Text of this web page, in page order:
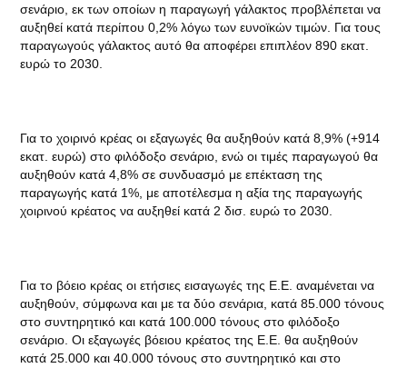
σενάριο, εκ των οποίων η παραγωγή γάλακτος προβλέπεται να
αυξηθεί κατά περίπου 0,2% λόγω των ευνοϊκών τιμών. Για τους
παραγωγούς γάλακτος αυτό θα αποφέρει επιπλέον 890 εκατ.
ευρώ το 2030.
Για το χοιρινό κρέας οι εξαγωγές θα αυξηθούν κατά 8,9% (+914
εκατ. ευρώ) στο φιλόδοξο σενάριο, ενώ οι τιμές παραγωγού θα
αυξηθούν κατά 4,8% σε συνδυασμό με επέκταση της
παραγωγής κατά 1%, με αποτέλεσμα η αξία της παραγωγής
χοιρινού κρέατος να αυξηθεί κατά 2 δισ. ευρώ το 2030.
Για το βόειο κρέας οι ετήσιες εισαγωγές της Ε.Ε. αναμένεται να
αυξηθούν, σύμφωνα και με τα δύο σενάρια, κατά 85.000 τόνους
στο συντηρητικό και κατά 100.000 τόνους στο φιλόδοξο
σενάριο. Οι εξαγωγές βόειου κρέατος της Ε.Ε. θα αυξηθούν
κατά 25.000 και 40.000 τόνους στο συντηρητικό και στο